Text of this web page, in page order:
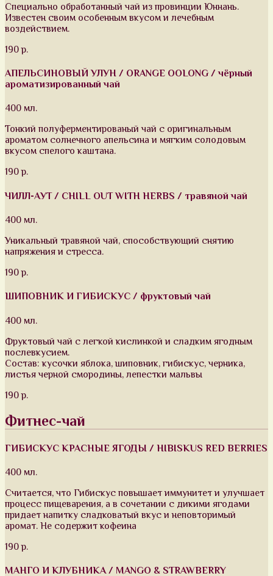
Специально обработанный чай из провинции Юннань.
Известен своим особенным вкусом и лечебным
воздействием.
190 р.
АПЕЛЬСИНОВЫЙ УЛУН / ORANGE OOLONG / чёрный
ароматизированный чай
400 мл.
Тонкий полуферментированый чай с оригинальным
ароматом солнечного апельсина и мягким солодовым
вкусом спелого каштана.
190 р.
ЧИЛЛ-АУТ / CHILL OUT WITH HERBS / травяной чай
400 мл.
Уникальный травяной чай, способствующий снятию
напряжения и стресса.
190 р.
ШИПОВНИК И ГИБИСКУС / фруктовый чай
400 мл.
Фруктовый чай с легкой кислинкой и сладким ягодным
послевкусием.
Состав: кусочки яблока, шиповник, гибискус, черника,
листья черной смородины, лепестки мальвы
190 р.
Фитнес-чай
ГИБИСКУС КРАСНЫЕ ЯГОДЫ / HIBISKUS RED BERRIES
400 мл.
Считается, что Гибискус повышает иммунитет и улучшает
процесс пищеварения, а в сочетании с дикими ягодами
придает напитку сладковатый вкус и неповторимый
аромат. Не содержит кофеина
190 р.
МАНГО И КЛУБНИКА / MANGO & STRAWBERRY